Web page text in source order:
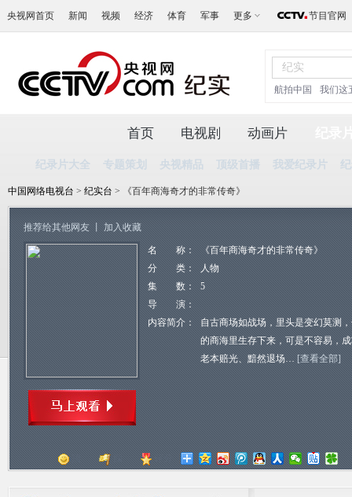
央视网首页 新闻 视频 经济 体育 军事 更多 节目官网
航拍中国 我们这
首页 电视剧 动画片
纪录片大全 专题策划 央视精品 顶级首播 我爱纪录片
中国网络电视台 > 纪实台 > 《百年商海奇才的非常传奇》
推荐给其他网友 加入收藏
名 称：
《百年商海奇才的非常传奇》
分 类：
人物
集 数：
5
导 演：
内容简介：
自古商场如战场，里头是变幻莫测
的商海里生存下来，可是不容易，
老本赔光、黯然退场… [查看全部]